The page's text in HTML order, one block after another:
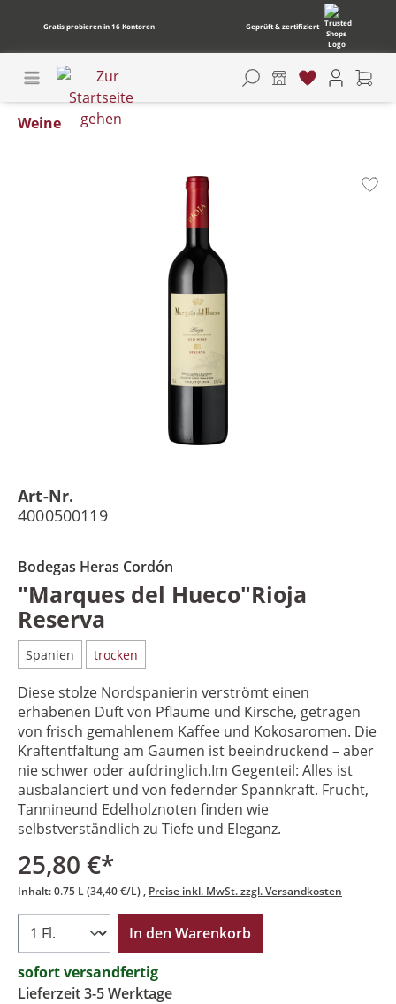
Gratis probieren in 16 Kontoren Geprüft & zertifiziert
Weine
Art-Nr.
4000500119
Bodegas Heras Cordón
"Marques del Hueco"Rioja
Reserva
Spanien trocken
Diese stolze Nordspanierin verströmt einen
erhabenen Duft von Pflaume und Kirsche, getragen
von frisch gemahlenem Kaffee und Kokosaromen. Die
Kraftentfaltung am Gaumen ist beeindruckend – aber
nie schwer oder aufdringlich.Im Gegenteil: Alles ist
ausbalanciert und von federnder Spannkraft. Frucht,
Tannineund Edelholznoten finden wie
selbstverständlich zu Tiefe und Eleganz.
25,80 €*
Inhalt:0.75 L(34,40 €/L) Preise inkl. MwSt. zzgl. Versandkosten
In den Warenkorb
sofort versandfertig
Lieferzeit 3-5 Werktage